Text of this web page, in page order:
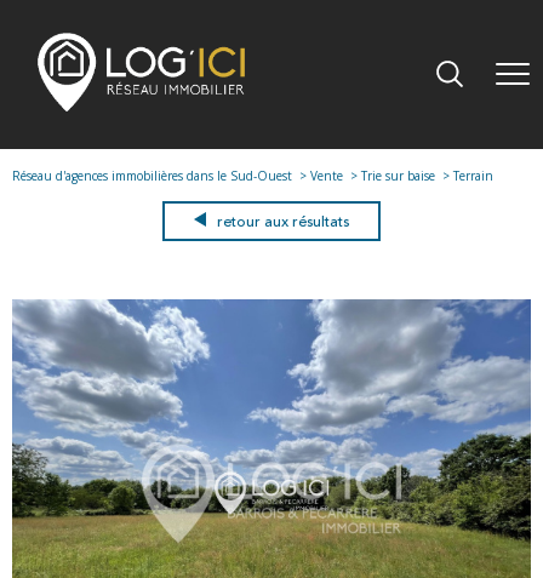
Réseau d'agences immobilières dans le Sud-Ouest Vente Trie sur baise Terrain
retour aux résultats